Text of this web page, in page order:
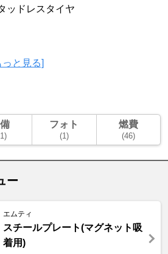
ッドレスタイヤ
と見る]
フォト
(1)
燃費
(46)
ー
エムティ
スチールプレート(マグネット吸
着用)